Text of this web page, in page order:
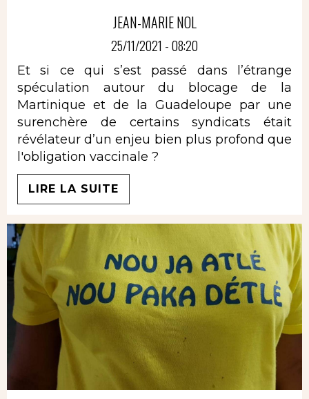
JEAN-MARIE NOL
25/11/2021 - 08:20
Et si ce qui s’est passé dans l’étrange
spéculation autour du blocage de la
Martinique et de la Guadeloupe par une
surenchère de certains syndicats était
révélateur d’un enjeu bien plus profond que
l'obligation vaccinale ?
LIRE LA SUITE